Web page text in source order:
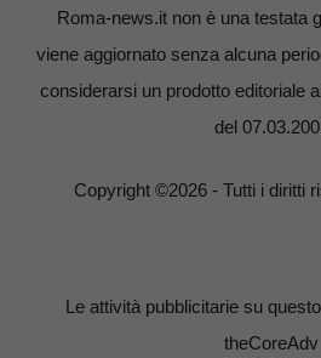
Roma-news.it non è una testata
viene aggiornato senza alcuna
considerarsi un prodotto editoriale
del
Copyright ©2026 - Tutti i diritti
Le attività pubblicitarie su
theCoreAdv